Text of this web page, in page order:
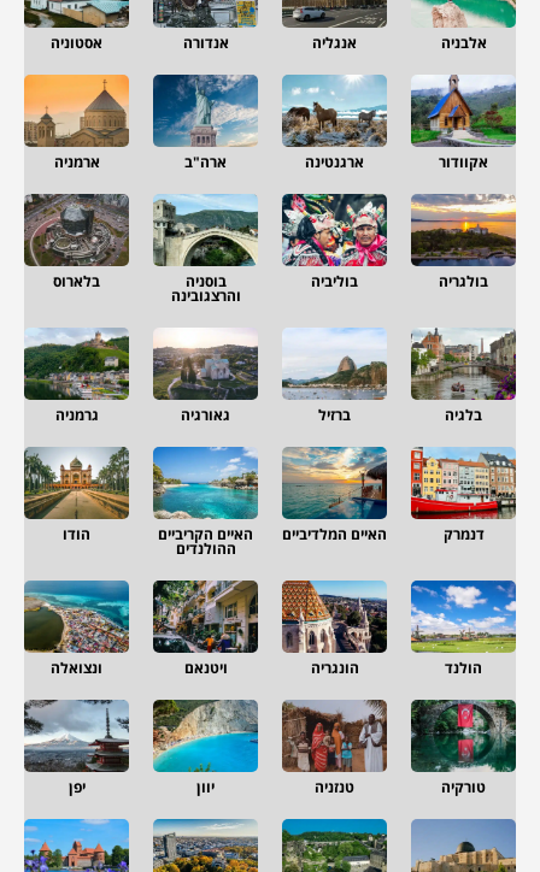
אלבניה אנגליה אנדורה אסטוניה
אקוודור ארגנטינה ארה"ב ארמניה
בולגריה בוליביה בוסניה
והרצגובינה
בלארוס
בלגיה ברזיל גאורגיה גרמניה
דנמרק האיים המלדיביים האיים הקריביים
ההולנדים
הודו
הולנד הונגריה ויטנאם ונצואלה
טורקיה טנזניה יוון יפן